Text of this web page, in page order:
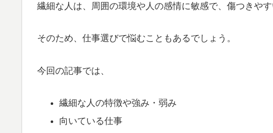
繊細な人は、周囲の環境や人の感情に敏感で、傷つきやす
そのため、仕事選びで悩むこともあるでしょう。
今回の記事では、
繊細な人の特徴や強み・弱み
向いている仕事